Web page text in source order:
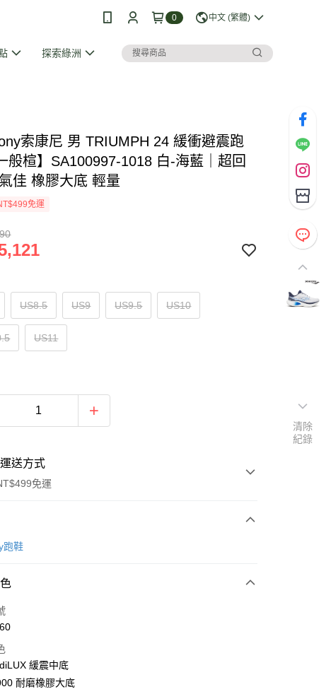
0 中文 (繁體)
探索綠洲
索康尼 男 TRIUMPH 24 緩衝避震跑
般楦】SA100997-1018 白-海藍｜超回
佳 橡膠大底 輕量
免運
US8.5 US9 US9.5 US10
US11
送方式
免運
次付款
跑鞋
緩震中底
耐磨橡膠大底
清除
紀錄